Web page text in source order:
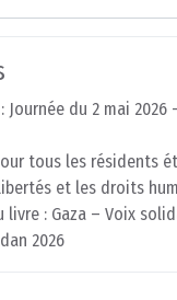
Journée du 2 mai 2026
tous les résidents
et les droits
livre : Gaza – Voix
2026